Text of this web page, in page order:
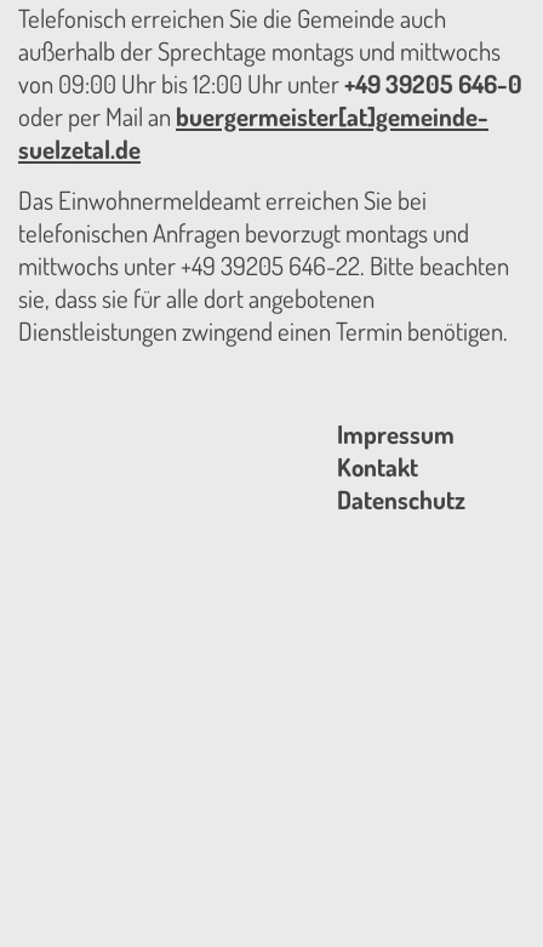
Telefonisch erreichen Sie die Gemeinde auch
außerhalb der Sprechtage montags und mittwochs
von 09:00 Uhr bis 12:00 Uhr unter+49 39205 646-0
oder per Mail an buergermeister[at]gemeinde-
suelzetal.de
Das Einwohnermeldeamt erreichen Sie bei
telefonischen Anfragen bevorzugt montags und
mittwochs unter +49 39205 646-22. Bitte beachten
sie, dass sie für alle dort angebotenen
Dienstleistungen zwingend einen Termin benötigen.
Impressum
Kontakt
Datenschutz